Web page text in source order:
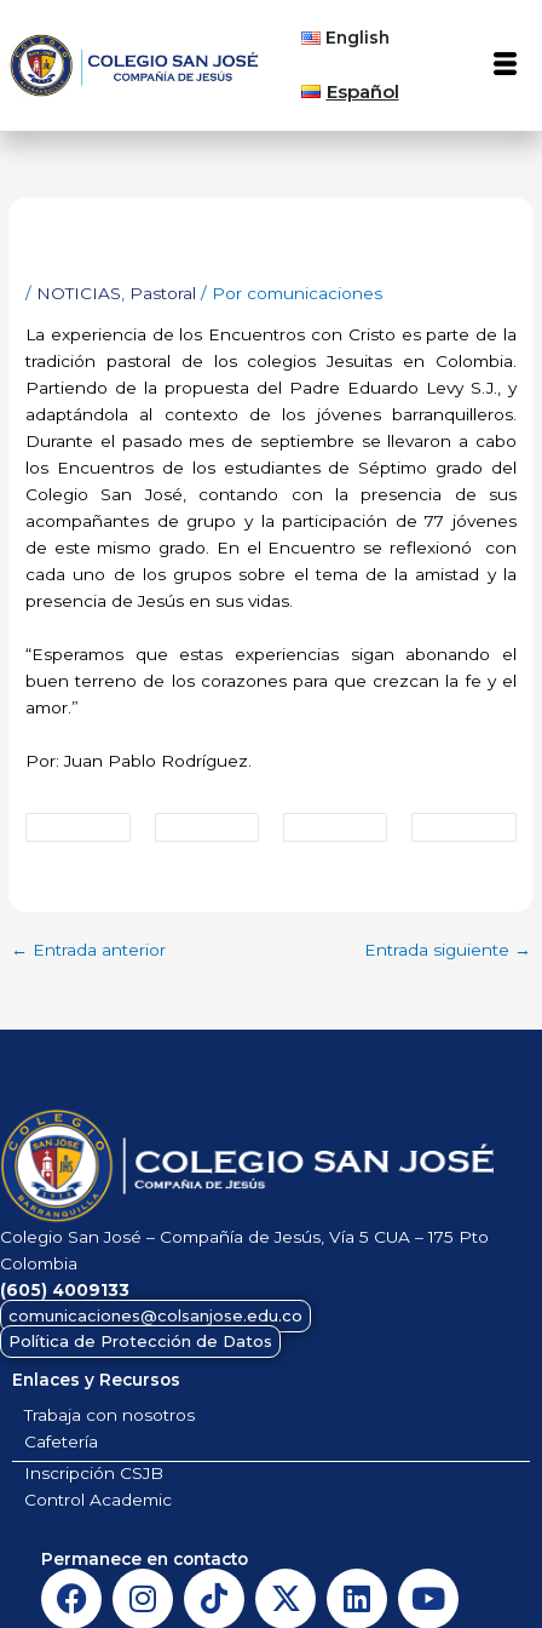
contenido
English
Español
/ NOTICIAS Pastoral / Por comunicaciones
La experiencia de los Encuentros con Cristo es parte de la
tradición pastoral de los colegios Jesuitas en Colombia.
Partiendo de la propuesta del Padre Eduardo Levy S.J., y
adaptándola al contexto de los jóvenes barranquilleros.
Durante el pasado mes de septiembre se llevaron a cabo
los Encuentros de los estudiantes de Séptimo grado del
Colegio San José, contando con la presencia de sus
acompañantes de grupo y la participación de 77 jóvenes
de este mismo grado. En el Encuentro se reflexionó con
cada uno de los grupos sobre el tema de la amistad y la
presencia de Jesús en sus vidas.
“Esperamos que estas experiencias sigan abonando el
buen terreno de los corazones para que crezcan la fe y el
amor.”
Por: Juan Pablo Rodríguez.
← Entrada anterior Entrada siguiente →
Colegio San José – Compañía de Jesús, Vía 5 CUA – 175 Pto
Colombia
(605) 4009133
comunicaciones@colsanjose.edu.co
Política de Protección de Datos
Enlaces y Recursos
Trabaja con nosotros
Cafetería
Inscripción CSJB
Control Academic
Permanece en contacto
F
a
I
n
T
i
X
-
L
i
Y
o